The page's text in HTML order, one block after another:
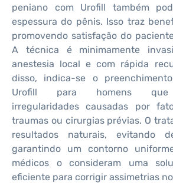
peniano com Urofill também
espessura do pênis. Isso traz
promovendo satisfação do
A técnica é minimamente
anestesia local e com rápida
disso, indica-se o
Urofill para homens que
irregularidades causadas por
traumas ou cirurgias prévias. O
resultados naturais, evitando
garantindo um contorno
médicos o consideram uma
eficiente para corrigir assimetrias